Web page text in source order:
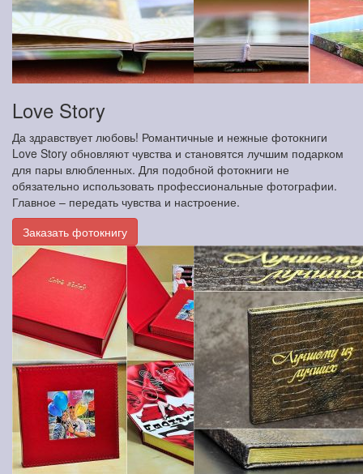
Love Story
Да здравствует любовь! Романтичные и нежные фотокниги
Love Story обновляют чувства и становятся лучшим подарком
для пары влюбленных. Для подобной фотокниги не
обязательно использовать профессиональные фотографии.
Главное – передать чувства и настроение.
Заказать фотокнигу